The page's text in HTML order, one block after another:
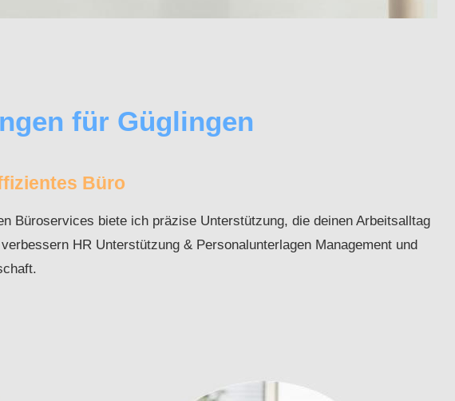
für Güglingen
Büro
Büroservices biete ich präzise Unterstützung, die deinen Arbeitsalltag
HR Unterstützung & Personalunterlagen Management und